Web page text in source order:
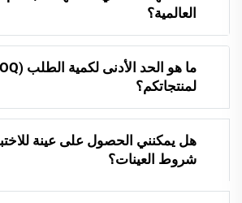
العالمية؟
لمنتجاتكم؟
هل يمكنني الحصول على عينة
شروط العينات؟